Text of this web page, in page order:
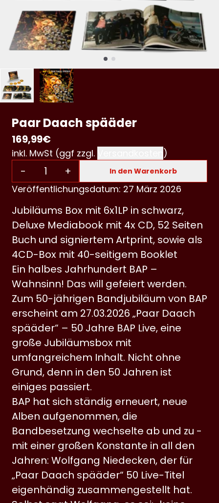
Paar Daach spääder
169,99€
inkl. MwSt (ggf zzgl. )
- + In den Warenkorb
Veröffentlichungsdatum: 27 März 2026
Jubiläums Box mit 6x1LP in schwarz,
Deluxe Mediabook mit 4x CD, 52 Seiten
Buch und signiertem Artprint, sowie als
4CD-Box mit 40-seitigem Booklet
Ein halbes Jahrhundert BAP –
Wahnsinn! Das will gefeiert werden.
Zum 50-jährigen Bandjubiläum von BAP
erscheint am 27.03.2026 „Paar Daach
spääder“ – 50 Jahre BAP Live, eine
große Jubiläumsbox mit
umfangreichem Inhalt. Nicht ohne
Grund, denn in den 50 Jahren ist
einiges passiert.
BAP hat sich ständig erneuert, neue
Alben aufgenommen, die
Bandbesetzung wechselte ab und zu -
mit einer großen Konstante in all den
Jahren: Wolfgang Niedecken, der für
„Paar Daach spääder“ 50 Live-Titel
eigenhändig zusammengestellt hat.